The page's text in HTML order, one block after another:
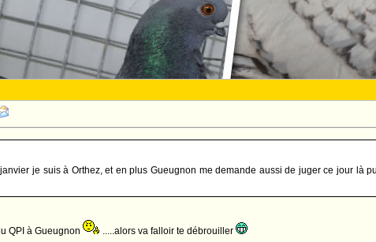
je suis à Orthez, et en plus Gueugnon me demande aussi de juger ce jour là
QPI à Gueugnon .....alors va falloir te débrouiller